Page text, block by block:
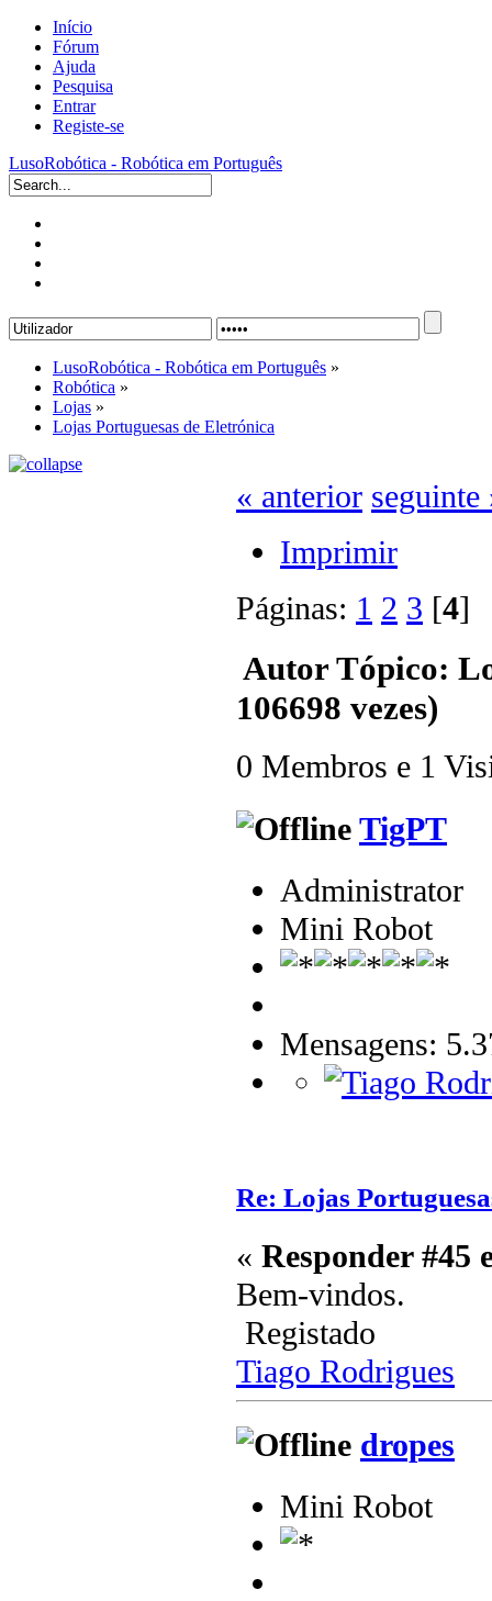
Início
Fórum
Ajuda
Pesquisa
Entrar
Registe-se
LusoRobótica - Robótica em Português
LusoRobótica - Robótica em Português »
Robótica »
Lojas »
Lojas Portuguesas de Eletrónica
« anterior seguinte
Imprimir
Páginas: 1 2 3 [4
AutorTópico:
106698 vezes)
0 Membros e 1
TigPT
Administrator
Mini Robot
Mensagens:
Re: Lojas
« Responder #45
Bem-vindos.
Registado
Tiago Rodrigues
dropes
Mini Robot